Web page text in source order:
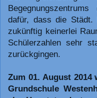
dafür, dass die Städt.
zukünftig keinerlei
Schülerzahlen sehr
zurückgingen.
Zum 01. August 2014
Grundschule